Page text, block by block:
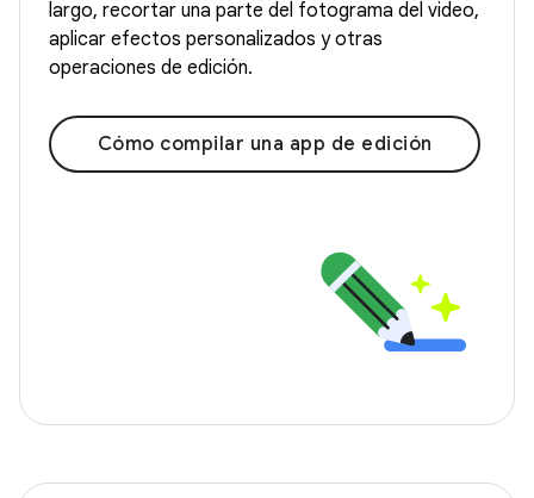
largo, recortar una parte del fotograma del video,
aplicar efectos personalizados y otras
operaciones de edición.
Cómo compilar una app de edición